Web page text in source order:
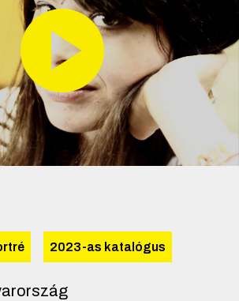
2023-as katalógus